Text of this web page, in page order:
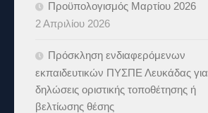
Προϋπολογισμός Μαρτίου 2026
2 Απριλίου 2026
Πρόσκληση ενδιαφερόμενων
εκπαιδευτικών ΠΥΣΠΕ Λευκάδας για
δηλώσεις οριστικής τοποθέτησης ή
βελτίωσης θέσης